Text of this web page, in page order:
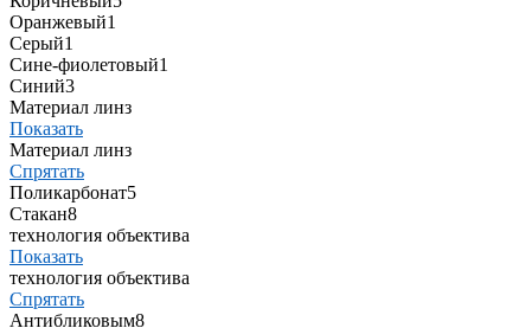
Оранжевый1
Серый1
Сине-фиолетовый1
Синий3
Материал линз
Показать
Материал линз
Спрятать
Поликарбонат5
Стакан8
технология объектива
Показать
технология объектива
Спрятать
Антибликовым8